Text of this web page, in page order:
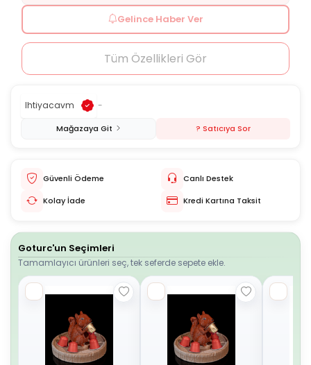
Gelince Haber Ver
Tüm Özellikleri Gör
Ihtiyacavm -
Mağazaya Git ? Satıcıya Sor
Güvenli Ödeme
Canlı Destek
Kolay İade
Kredi Kartına Taksit
Goturc'un Seçimleri
Tamamlayıcı ürünleri seç, tek seferde sepete ekle.